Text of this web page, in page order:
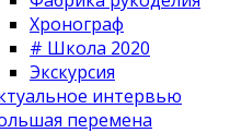
Хронограф
# Школа 2020
Экскурсия
интервью
перемена